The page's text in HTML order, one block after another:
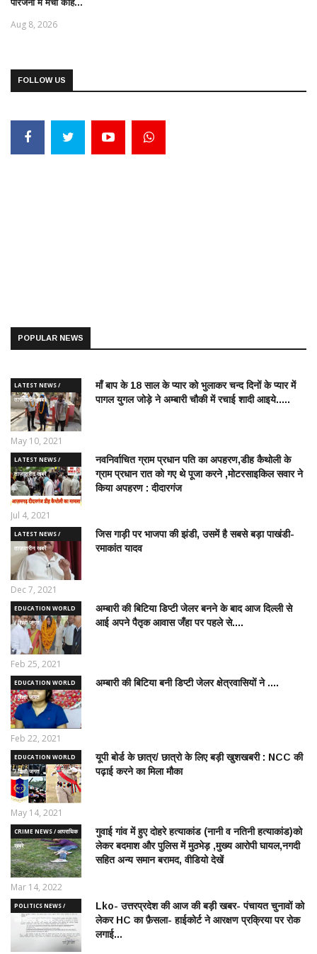
परिजनों में मचा कोह...
Aug 8, 2026
FOLLOW US
POPULAR NEWS
LATEST NEWS /
ताज़ातरीन खबरें
माँ बाप के 18 साल के प्यार को भुलाकर चन्द दिनों के प्यार में
पागल युगल जोड़े ने अम्बारी चौकी में रचाई शादी आइये.....
May 10, 2021
LATEST NEWS /
ताज़ातरीन खबरें
नवनिर्वाचित ग्राम प्रधान पति का अपहरण,डीह कैथोली के
ग्राम प्रधान रात को गए थे पूजा करने ,मोटरसाइकिल सवार ने
किया अपहरण : दीदारगंज
Jul 4, 2021
LATEST NEWS /
ताज़ातरीन खबरें
जिस गाड़ी पर भाजपा की झंडी, उसमें है सबसे बड़ा पाखंडी-
रमाकांत यादव
Dec 7, 2021
EDUCATION WORLD
/ शिक्षा जगत
अम्बारी की बिटिया डिप्टी जेलर बनने के बाद आज दिल्ली से
आई अपने पैतृक आवास जँहा पर पहले से....
Feb 25, 2021
EDUCATION WORLD
/ शिक्षा जगत
अम्बारी की बिटिया बनी डिप्टी जेलर क्षेत्रवासियों ने ....
Feb 22, 2021
EDUCATION WORLD
/ शिक्षा जगत
यूपी बोर्ड के छात्र/ छात्रो के लिए बड़ी खुशखबरी : NCC की
पढ़ाई करने का मिला मौका
May 14, 2021
CRIME NEWS / आपराधिक
ख़बरे
गुवाई गांव में हुए दोहरे हत्याकांड (नानी व नतिनी हत्याकांड)को
लेकर बदमाश और पुलिस में मुठभेड़ ,मुख्य आरोपी घायल,नगदी
सहित अन्य समान बरामद, वीडियो देखें
Mar 14, 2022
POLITICS NEWS /
राजनीतिक समाचार
Lko- उत्तरप्रदेश की आज की बड़ी खबर- पंचायत चुनावों को
लेकर HC का फ़ैसला- हाईकोर्ट ने आरक्षण प्रक्रिया पर रोक
लगाई...